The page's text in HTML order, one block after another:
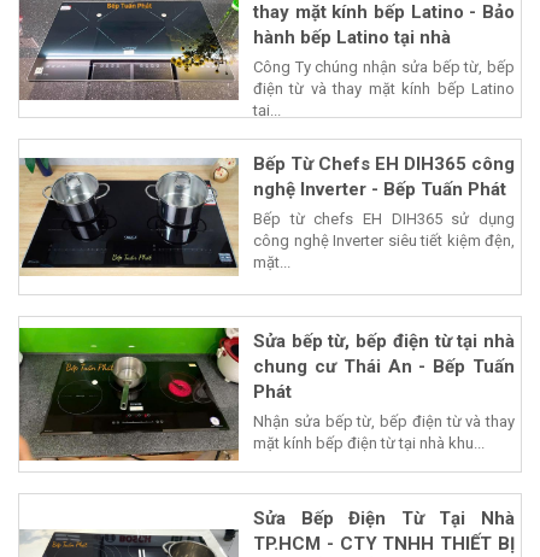
thay mặt kính bếp Latino - Bảo
hành bếp Latino tại nhà
Công Ty chúng nhận sửa bếp từ, bếp
điện từ và thay mặt kính bếp Latino
tại...
Bếp Từ Chefs EH DIH365 công
nghệ Inverter - Bếp Tuấn Phát
Bếp từ chefs EH DIH365 sử dụng
công nghệ Inverter siêu tiết kiệm đện,
mặt...
Sửa bếp từ, bếp điện từ tại nhà
chung cư Thái An - Bếp Tuấn
Phát
Nhận sửa bếp từ, bếp điện từ và thay
mặt kính bếp điện từ tại nhà khu...
Sửa Bếp Điện Từ Tại Nhà
TP.HCM - CTY TNHH THIẾT BỊ